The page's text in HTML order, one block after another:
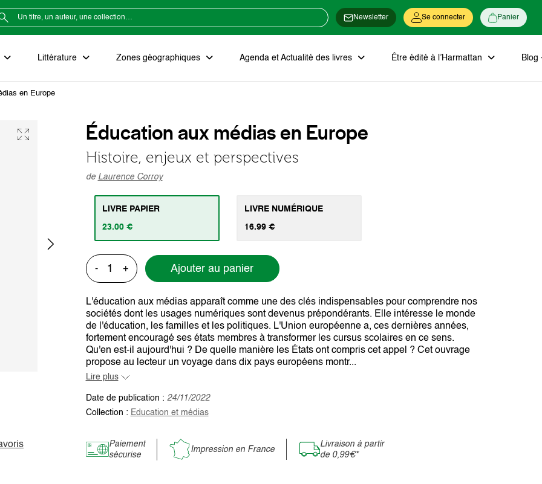
Newsletter Se connecter Panier
Littérature Zones géographiques Agenda et Actualité des livres Être édité à l’Harmattan Blog
en Europe
Éducation aux médias en Europe
Histoire, enjeux et perspectives
de Laurence Corroy
LIVRE PAPIER
23.00 €
LIVRE NUMÉRIQUE
16.99 €
- + Ajouter au panier
L'éducation aux médias apparaît comme une des clés indispensables pour comprendre nos
sociétés dont les usages numériques sont devenus prépondérants. Elle intéresse le monde
de l'éducation, les familles et les politiques. L'Union européenne a, ces dernières années,
fortement encouragé ses états membres à transformer les cursus scolaires en ce sens.
Qu'en est-il aujourd'hui ? De quelle manière les États ont compris cet appel ? Cet ouvrage
propose au lecteur un voyage dans dix pays européens montr...
Lire plus
Date de publication : 24/11/2022
Collection : Education et médias
Paiement
sécurise
Impression en France
Livraison à partir
de 0,99€*